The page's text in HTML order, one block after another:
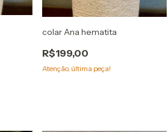
colar Ana hematita
R$199,00
Atenção, última peça!